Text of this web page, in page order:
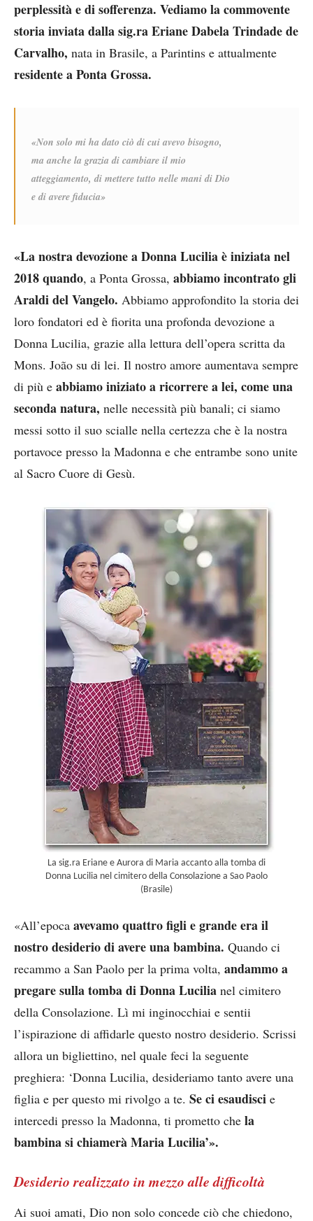
perplessità e di sofferenza. Vediamo la commovente
storia inviata dalla sig.ra Eriane Dabela Trindade de
Carvalho, nata in Brasile, a Parintins e attualmente
residente a Ponta Grossa.
«Non solo mi ha dato ciò di cui avevo bisogno,
ma anche la grazia di cambiare il mio
atteggiamento, di mettere tutto nelle mani di Dio
e di avere fiducia»
«La nostra devozione a Donna Lucilia è iniziata nel
2018 quando, a Ponta Grossa, abbiamo incontrato gli
Araldi del Vangelo. Abbiamo approfondito la storia dei
loro fondatori ed è fiorita una profonda devozione a
Donna Lucilia, grazie alla lettura dell’opera scritta da
Mons. João su di lei. Il nostro amore aumentava sempre
di più e abbiamo iniziato a ricorrere a lei, come una
seconda natura, nelle necessità più banali; ci siamo
messi sotto il suo scialle nella certezza che è la nostra
portavoce presso la Madonna e che entrambe sono unite
al Sacro Cuore di Gesù.
La sig.ra Eriane e Aurora di Maria accanto alla tomba di
Donna Lucilia nel cimitero della Consolazione a Sao Paolo
(Brasile)
«All’epoca avevamo quattro figli e grande era il
nostro desiderio di avere una bambina. Quando ci
recammo a San Paolo per la prima volta, andammo a
pregare sulla tomba di Donna Lucilia nel cimitero
della Consolazione. Lì mi inginocchiai e sentii
l’ispirazione di affidarle questo nostro desiderio. Scrissi
allora un bigliettino, nel quale feci la seguente
preghiera: ‘Donna Lucilia, desideriamo tanto avere una
figlia e per questo mi rivolgo a te. Se ci esaudisci e
intercedi presso la Madonna, ti prometto che la
bambina si chiamerà Maria Lucilia’».
Desiderio realizzato in mezzo alle difficoltà
Ai suoi amati, Dio non solo concede ciò che chiedono,